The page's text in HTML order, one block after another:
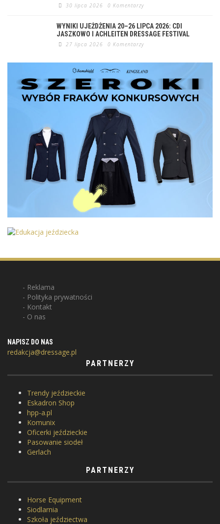
30 lipca 2026 0 Komentarzy
WYNIKI UJEŻDŻENIA 20–26 LIPCA 2026: CDI
JASZKOWO I ACHLEITEN DRESSAGE FESTIVAL
27 lipca 2026 0 Komentarzy
Reklama
Polityka prywatności
Kontakt
O nas
NAPISZ DO NAS
redakcja@dressage.pl
PARTNERZY
Trendy jeździeckie
Eskadron Shop
hpp-a.pl
Komunix
Oficerki jeździeckie
Pasowanie siodeł
Gerlach
PARTNERZY
Horse Equipment
Siodlarnia
Szkoła jeździectwa